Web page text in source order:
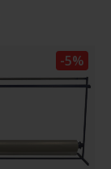
-5%